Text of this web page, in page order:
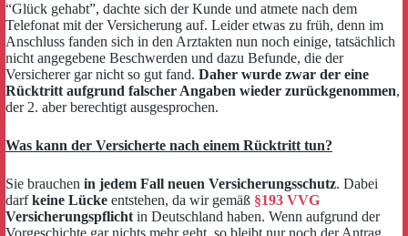
“Glück gehabt”, dachte sich der Kunde und atmete nach dem
Telefonat mit der Versicherung auf. Leider etwas zu früh, denn im
Anschluss fanden sich in den Arztakten nun noch einige, tatsächlich
nicht angegebene Beschwerden und dazu Befunde, die der
Versicherer gar nicht so gut fand. Daher wurde zwar der eine
Rücktritt aufgrund falscher Angaben wieder zurückgenommen,
der 2. aber berechtigt ausgesprochen.
Was kann der Versicherte nach einem Rücktritt tun?
Sie brauchen in jedem Fall neuen Versicherungsschutz. Dabei
darfkeine Lücke entstehen, da wir gemäß §193 VVG
Versicherungspflicht in Deutschland haben. Wenn aufgrund der
Vorgeschichte gar nichts mehr geht, so bleibt nur noch der Antrag